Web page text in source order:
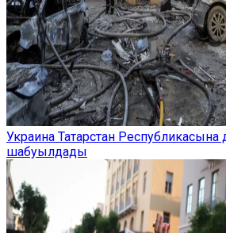
Украина Татарстан
шабуылдады